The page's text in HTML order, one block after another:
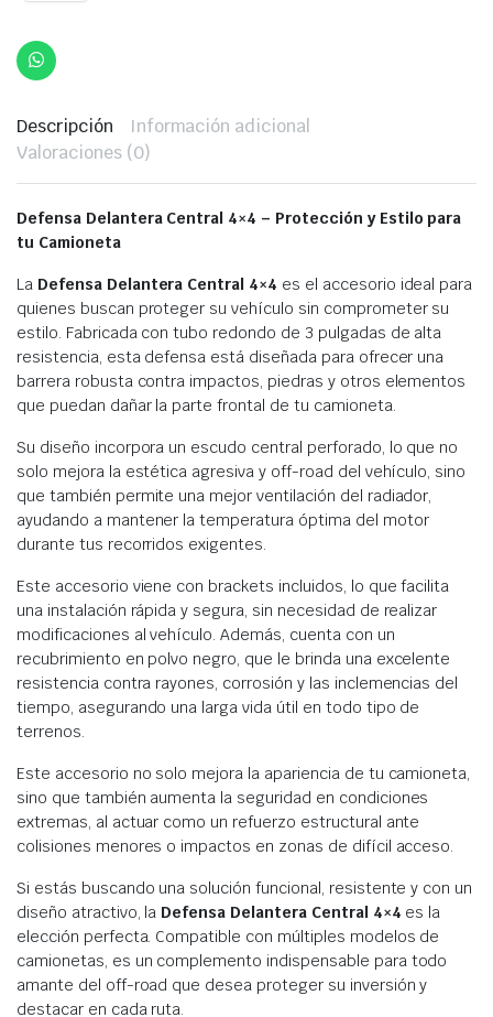
Descripción
Información adicional
Valoraciones (0)
Defensa Delantera Central 4×4 – Protección y Estilo para
tu Camioneta
La Defensa Delantera Central 4×4 es el accesorio ideal para
quienes buscan proteger su vehículo sin comprometer su
estilo. Fabricada con tubo redondo de 3 pulgadas de alta
resistencia, esta defensa está diseñada para ofrecer una
barrera robusta contra impactos, piedras y otros elementos
que puedan dañar la parte frontal de tu camioneta.
Su diseño incorpora un escudo central perforado, lo que no
solo mejora la estética agresiva y off-road del vehículo, sino
que también permite una mejor ventilación del radiador,
ayudando a mantener la temperatura óptima del motor
durante tus recorridos exigentes.
Este accesorio viene con brackets incluidos, lo que facilita
una instalación rápida y segura, sin necesidad de realizar
modificaciones al vehículo. Además, cuenta con un
recubrimiento en polvo negro, que le brinda una excelente
resistencia contra rayones, corrosión y las inclemencias del
tiempo, asegurando una larga vida útil en todo tipo de
terrenos.
Este accesorio no solo mejora la apariencia de tu camioneta,
sino que también aumenta la seguridad en condiciones
extremas, al actuar como un refuerzo estructural ante
colisiones menores o impactos en zonas de difícil acceso.
Si estás buscando una solución funcional, resistente y con un
diseño atractivo, la Defensa Delantera Central 4×4 es la
elección perfecta. Compatible con múltiples modelos de
camionetas, es un complemento indispensable para todo
amante del off-road que desea proteger su inversión y
destacar en cada ruta.